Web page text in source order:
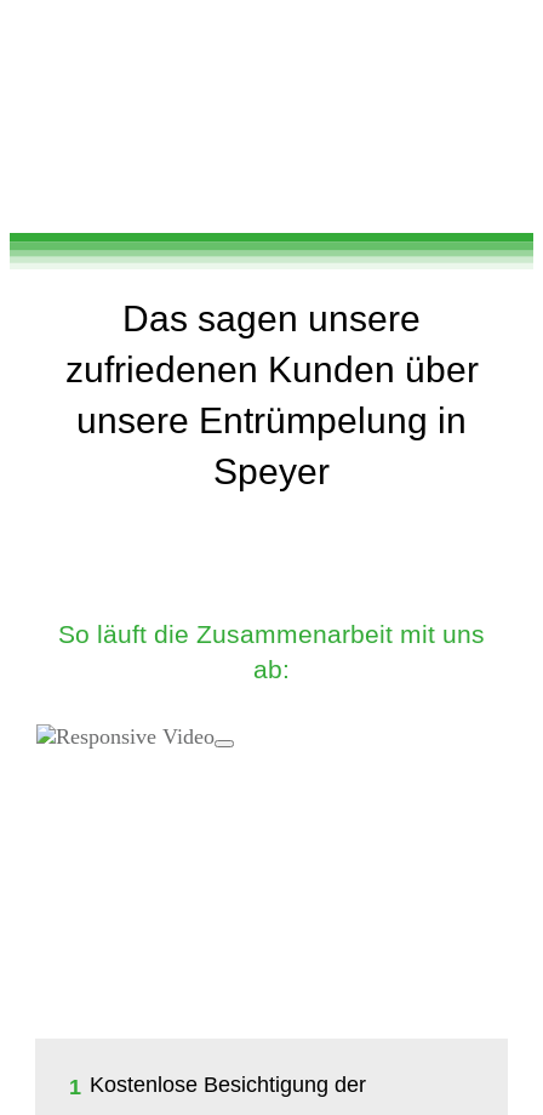
Das sagen unsere
zufriedenen Kunden über
unsere Entrümpelung in
Speyer
So läuft die Zusammenarbeit mit uns
ab:
1 Kostenlose Besichtigung der